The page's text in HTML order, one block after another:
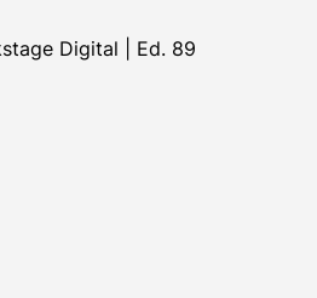
Digital | Ed. 89